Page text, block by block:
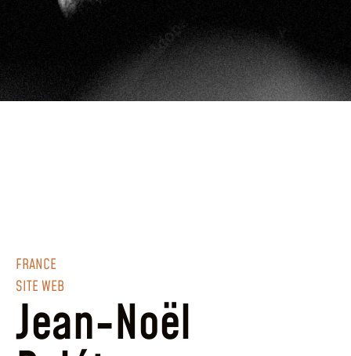
FRANCE
SITE WEB
Jean-Noël